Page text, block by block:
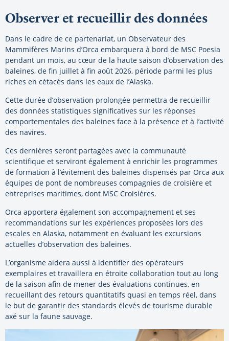
Observer et recueillir des données
Dans le cadre de ce partenariat, un Observateur des
Mammifères Marins d’Orca embarquera à bord de MSC Poesia
pendant un mois, au cœur de la haute saison d’observation des
baleines, de fin juillet à fin août 2026, période parmi les plus
riches en cétacés dans les eaux de l’Alaska.
Cette durée d’observation prolongée permettra de recueillir
des données statistiques significatives sur les réponses
comportementales des baleines face à la présence et à l’activité
des navires.
Ces dernières seront partagées avec la communauté
scientifique et serviront également à enrichir les programmes
de formation à l’évitement des baleines dispensés par Orca aux
équipes de pont de nombreuses compagnies de croisière et
entreprises maritimes, dont MSC Croisières.
Orca apportera également son accompagnement et ses
recommandations sur les expériences proposées lors des
escales en Alaska, notamment en évaluant les excursions
actuelles d’observation des baleines.
L’organisme aidera aussi à identifier des opérateurs
exemplaires et travaillera en étroite collaboration tout au long
de la saison afin de mener des évaluations continues, en
recueillant des retours quantitatifs quasi en temps réel, dans
le but de garantir des standards élevés de tourisme durable
axé sur la faune sauvage.